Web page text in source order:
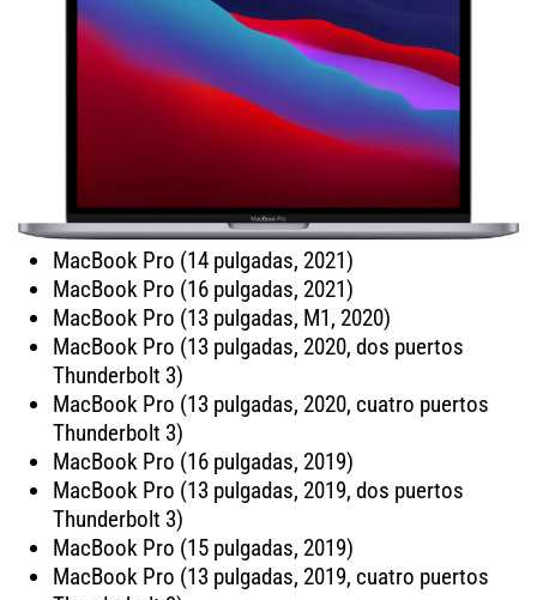
MacBook Pro (14 pulgadas, 2021)
MacBook Pro (16 pulgadas, 2021)
MacBook Pro (13 pulgadas, M1, 2020)
MacBook Pro (13 pulgadas, 2020, dos puertos
Thunderbolt 3)
MacBook Pro (13 pulgadas, 2020, cuatro puertos
Thunderbolt 3)
MacBook Pro (16 pulgadas, 2019)
MacBook Pro (13 pulgadas, 2019, dos puertos
Thunderbolt 3)
MacBook Pro (15 pulgadas, 2019)
MacBook Pro (13 pulgadas, 2019, cuatro puertos